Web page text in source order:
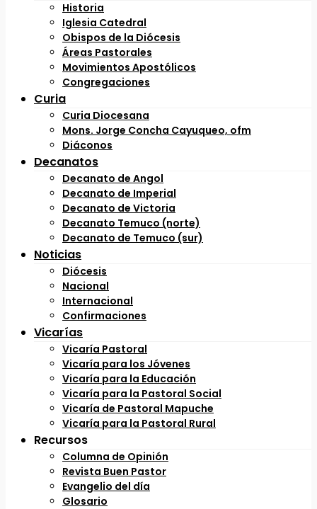
Historia
Iglesia Catedral
Obispos de la Diócesis
Áreas Pastorales
Movimientos Apostólicos
Congregaciones
Curia
Curia Diocesana
Mons. Jorge Concha Cayuqueo, ofm
Diáconos
Decanatos
Decanato de Angol
Decanato de Imperial
Decanato de Victoria
Decanato Temuco (norte)
Decanato de Temuco (sur)
Noticias
Diócesis
Nacional
Internacional
Confirmaciones
Vicarías
Vicaría Pastoral
Vicaría para los Jóvenes
Vicaría para la Educación
Vicaría para la Pastoral Social
Vicaría de Pastoral Mapuche
Vicaría para la Pastoral Rural
Recursos
Columna de Opinión
Revista Buen Pastor
Evangelio del día
Glosario